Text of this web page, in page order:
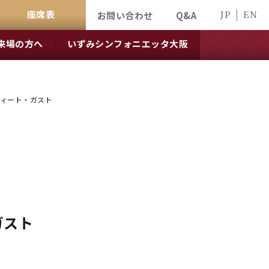
座席表 お問い合わせ Q&A JP EN
場の方へ いずみシンフォニエッタ大阪
ート・ガスト
ト